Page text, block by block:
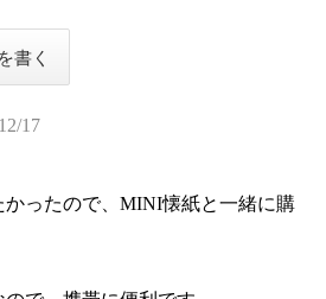
17
ったので、MINI懐紙と一緒に購